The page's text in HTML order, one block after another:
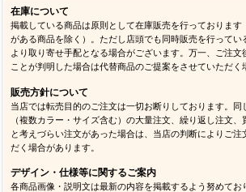
在庫について
掲載している商品は原則として在庫販売を行っております
がある商品を除く）。ただし店頭でも同時販売を行ってい
より取り寄せ手配となる場合がございます。万一、ご注
ことが判明した場合は代替商品のご提案をさせていただく
販売方針について
当店では転売目的のご注文は一切お断りしております。同
（複数カラー・サイズ含む）の大量注文、繰り返し注文
と考えづらい注文があった場合は、当店の判断によりご注
だく場合があります。
デザイン・仕様等に関するご案内
各商品画像・説明文は最新の内容を掲載するよう努めてお